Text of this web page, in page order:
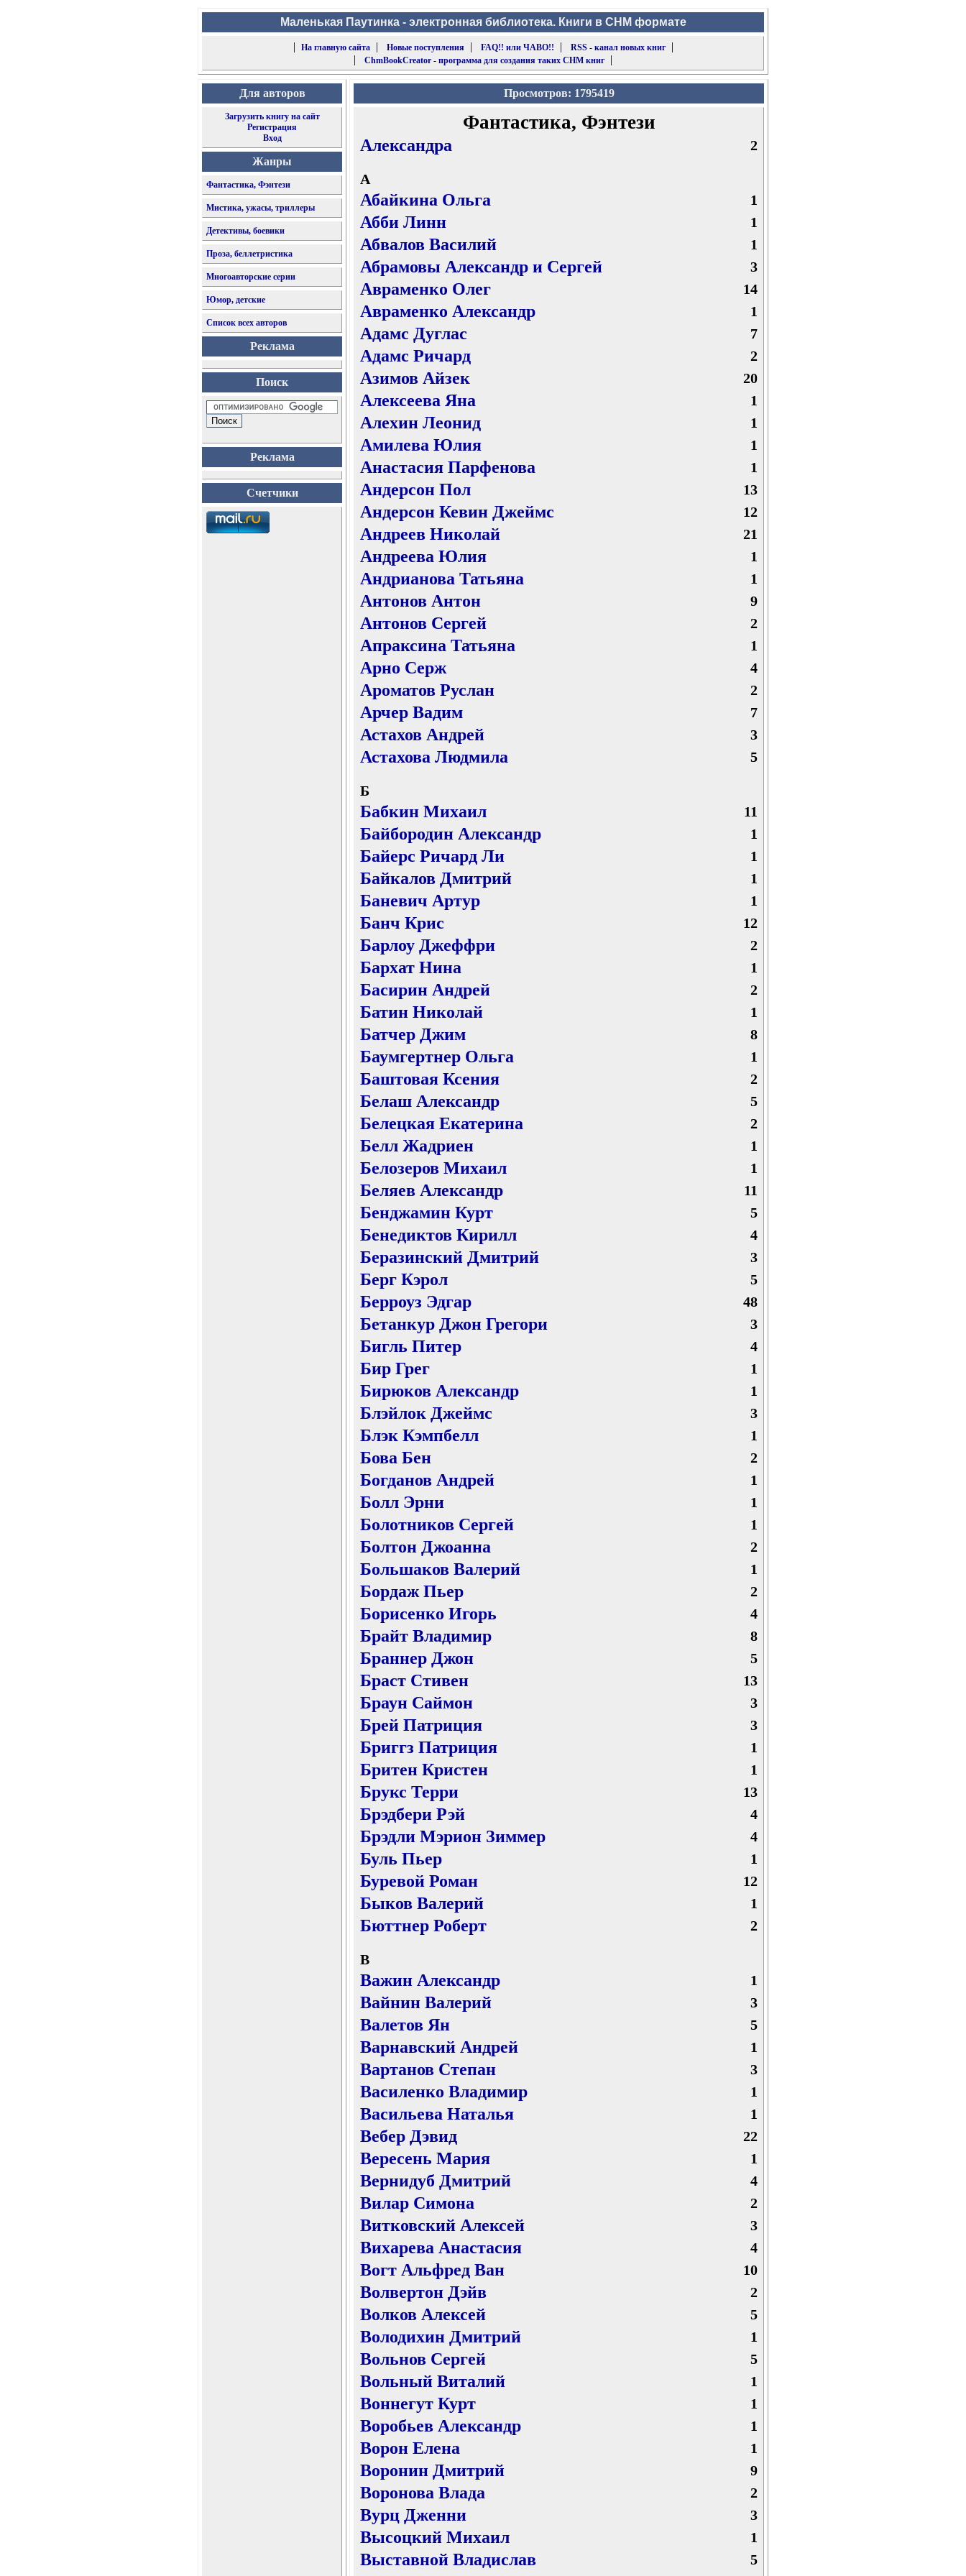
Маленькая Паутинка - электронная библиотека. Книги в CHM формате
|
На главную сайта| Новые поступления | FAQ!! или ЧАВО!! | RSS - канал новых книг|
|
ChmBookCreator - программа для создания таких CHM книг|
Для авторов
Загрузить книгу на сайт
Регистрация
Вход
Жанры
Фантастика, Фэнтези
Мистика, ужасы, триллеры
Детективы, боевики
Проза, беллетристика
Многоавторские серии
Юмор, детские
Список всех авторов
Реклама
Поиск
Реклама
Счетчики
Просмотров: 1795419
Фантастика, Фэнтези
Александра 2
А
Абайкина Ольга 1
Абби Линн 1
Абвалов Василий 1
Абрамовы Александр и Сергей 3
Авраменко Олег 14
Авраменко Александр 1
Адамс Дуглас 7
Адамс Ричард 2
Азимов Айзек 20
Алексеева Яна 1
Алехин Леонид 1
Амилева Юлия 1
Анастасия Парфенова 1
Андерсон Пол 13
Андерсон Кевин Джеймс 12
Андреев Николай 21
Андреева Юлия 1
Андрианова Татьяна 1
Антонов Антон 9
Антонов Сергей 2
Апраксина Татьяна 1
Арно Серж 4
Ароматов Руслан 2
Арчер Вадим 7
Астахов Андрей 3
Астахова Людмила 5
Б
Бабкин Михаил 11
Байбородин Александр 1
Байерс Ричард Ли 1
Байкалов Дмитрий 1
Баневич Артур 1
Банч Крис 12
Барлоу Джеффри 2
Бархат Нина 1
Басирин Андрей 2
Батин Николай 1
Батчер Джим 8
Баумгертнер Ольга 1
Баштовая Ксения 2
Белаш Александр 5
Белецкая Екатерина 2
Белл Жадриен 1
Белозеров Михаил 1
Беляев Александр 11
Бенджамин Курт 5
Бенедиктов Кирилл 4
Беразинский Дмитрий 3
Берг Кэрол 5
Берроуз Эдгар 48
Бетанкур Джон Грегори 3
Бигль Питер 4
Бир Грег 1
Бирюков Александр 1
Блэйлок Джеймс 3
Блэк Кэмпбелл 1
Бова Бен 2
Богданов Андрей 1
Болл Эрни 1
Болотников Сергей 1
Болтон Джоанна 2
Большаков Валерий 1
Бордаж Пьер 2
Борисенко Игорь 4
Брайт Владимир 8
Браннер Джон 5
Браст Стивен 13
Браун Саймон 3
Брей Патриция 3
Бриггз Патриция 1
Бритен Кристен 1
Брукс Терри 13
Брэдбери Рэй 4
Брэдли Мэрион Зиммер 4
Буль Пьер 1
Буревой Роман 12
Быков Валерий 1
Бюттнер Роберт 2
В
Важин Александр 1
Вайнин Валерий 3
Валетов Ян 5
Варнавский Андрей 1
Вартанов Степан 3
Василенко Владимир 1
Васильева Наталья 1
Вебер Дэвид 22
Вересень Мария 1
Вернидуб Дмитрий 4
Вилар Симона 2
Витковский Алексей 3
Вихарева Анастасия 4
Вогт Альфред Ван 10
Волвертон Дэйв 2
Волков Алексей 5
Володихин Дмитрий 1
Вольнов Сергей 5
Вольный Виталий 1
Воннегут Курт 1
Воробьев Александр 1
Ворон Елена 1
Воронин Дмитрий 9
Воронова Влада 2
Вурц Дженни 3
Высоцкий Михаил 1
Выставной Владислав 5